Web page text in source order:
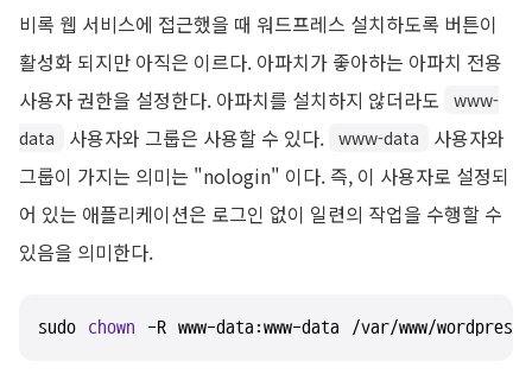
비록 웹 서비스에 접근했을 때 워드프레스 설치하도록 버튼이
활성화 되지만 아직은 이르다. 아파치가 좋아하는 아파치 전용
사용자 권한을 설정한다. 아파치를 설치하지 않더라도
www-
data
사용자와 그룹은 사용할 수 있다. www-data
사용자와
그룹이 가지는 의미는 "nologin" 이다. 즉, 이 사용자로 설정되
어 있는 애플리케이션은 로그인 없이 일련의 작업을 수행할 수
있음을 의미한다.
sudo chown -R www-data:www-data /var/www/wordpress